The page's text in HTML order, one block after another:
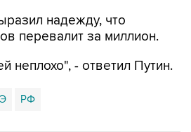
надежду, что
перевалит за миллион.
неплохо", - ответил Путин.
РФ